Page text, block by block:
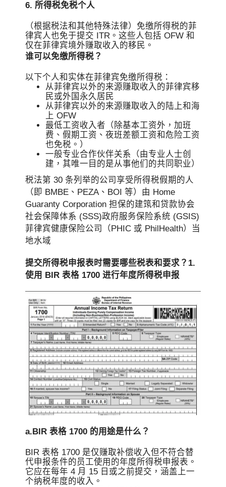
6. 所得税免税个人
（根据税法和其他特殊法律）免缴所得税的菲
律宾人也免于提交 ITR。这些人包括 OFW 和
仅在菲律宾境外赚取收入的移民。
谁可以免缴所得税？
以下个人和实体在菲律宾免缴所得税：
从菲律宾以外的来源赚取收入的菲律宾移
民或外国永久居民
从菲律宾以外的来源赚取收入的陆上和海
上 OFW
最低工资收入者（除基本工资外，加班
费、假期工资、夜班差额工资和危险工资
也免税。）
一般专业合作伙伴关系（由专业人士创
建，其唯一目的是从事他们的共同职业）
税法第 30 条列举的公司享受所得税假期的人
（即 BMBE、PEZA、BOI 等）由 Home
Guaranty Corporation 担保的建筑和贷款协会
社会保障体系 (SSS)政府服务保险系统 (GSIS)
菲律宾健康保险公司（PHIC 或 PhilHealth）当
地水域
提交所得税申报表时需要哪些税表和要求？ 1.
使用 BIR 表格 1700 进行年度所得税申报
a.BIR 表格 1700 的用途是什么？
BIR 表格 1700 是仅赚取补偿收入但不符合替
代申报条件的员工使用的年度所得税申报表。
它应在每年 4 月 15 日或之前提交，涵盖上一
个纳税年度的收入。